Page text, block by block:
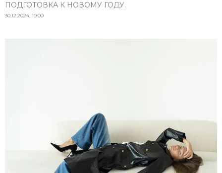
ПОДГОТОВКА К НОВОМУ ГОДУ.
30.12.2024, 10:00